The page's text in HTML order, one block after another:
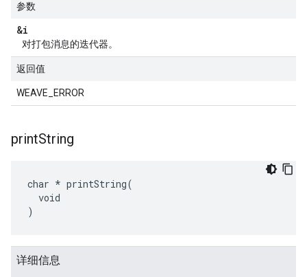
参数
&i
对打包消息的迭代器。
返回值
WEAVE_ERROR
printString
char * printString(
  void
)
详细信息